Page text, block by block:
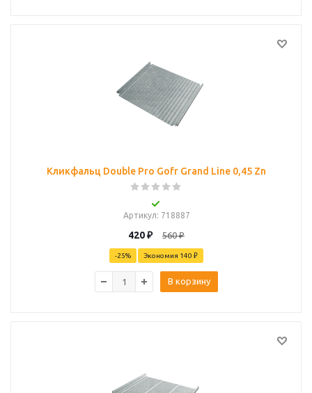
Кликфальц Double Pro Gofr Grand Line 0,45 Zn
Артикул: 718887
420₽ 560₽
-25% Экономия 140 ₽
В корзину